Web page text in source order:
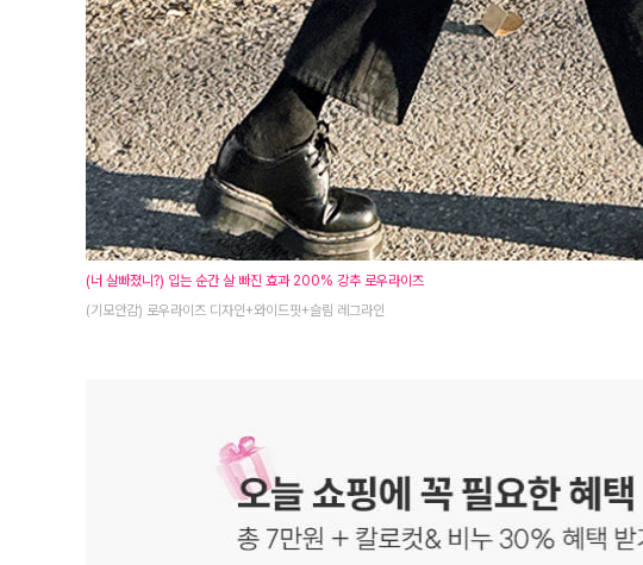
(너 살빠졌니?) 입는 순간 살 빠진 효과 200% 강추 로우라이즈
(기모안감) 로우라이즈 디자인+와이드핏+슬림 레그라인